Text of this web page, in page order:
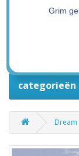
categorieën
Dream
Grim